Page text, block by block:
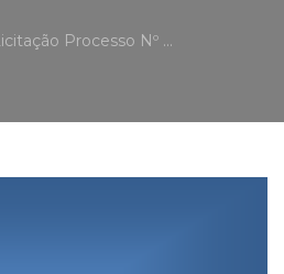
Processo Nº ...